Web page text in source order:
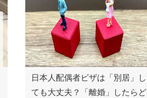
日本人配偶者ビザは「別居」し
ても大丈夫？「離婚」したらど